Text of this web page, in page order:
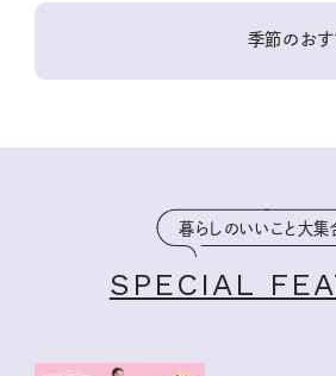
季節のおす
暮らしのいいこと大集
SPECIAL